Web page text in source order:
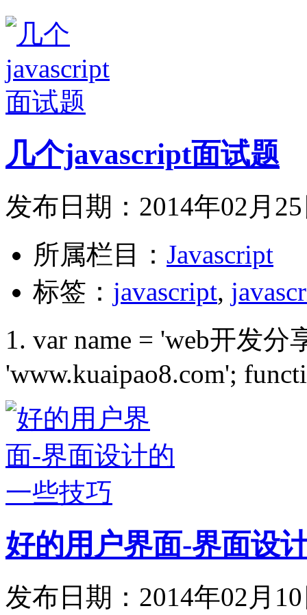
几个javascript面试题
发布日期：2014年02月
所属栏目： Javascript
标签： javascript,
1. var name = 'web开发
'www.kuaipao8.com';
好的用户界面-界面设
发布日期：2014年02月